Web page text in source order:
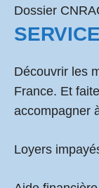
Dossier
Découvrir les
France. Et
accompagner
Loyers